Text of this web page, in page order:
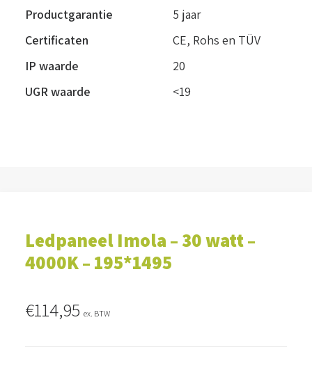
Productgarantie
5 jaar
Certificaten
CE, Rohs en TÜV
IP waarde
20
UGR waarde
<19
Ledpaneel Imola – 30 watt –
4000K – 195*1495
€114,95 ex. BTW